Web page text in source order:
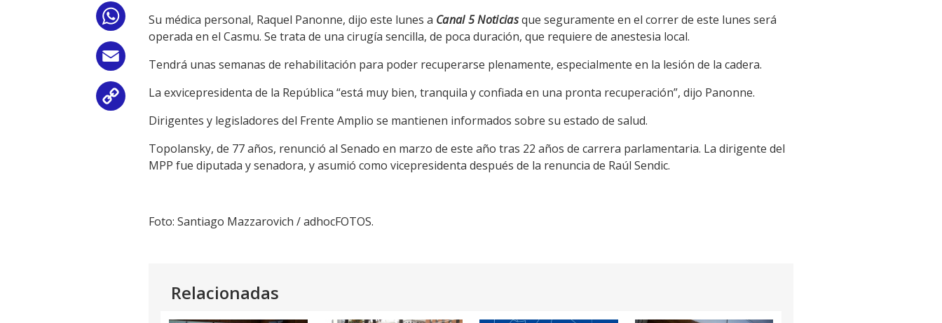
WhatsApp
Email
Copy
Link
Su médica personal, Raquel Panonne, dijo este lunes a Canal 5 Noticiasque seguramente en el correr de este lunes será
operada en el Casmu. Se trata de una cirugía sencilla, de poca duración, que requiere de anestesia local.
Tendrá unas semanas de rehabilitación para poder recuperarse plenamente, especialmente en la lesión de la cadera.
La exvicepresidenta de la República “está muy bien, tranquila y confiada en una pronta recuperación”, dijo Panonne.
Dirigentes y legisladores del Frente Amplio se mantienen informados sobre su estado de salud.
Topolansky, de 77 años, renunció al Senado en marzo de este año tras 22 años de carrera parlamentaria. La dirigente del
MPP fue diputada y senadora, y asumió como vicepresidenta después de la renuncia de Raúl Sendic.
Foto: Santiago Mazzarovich / adhocFOTOS.
Relacionadas